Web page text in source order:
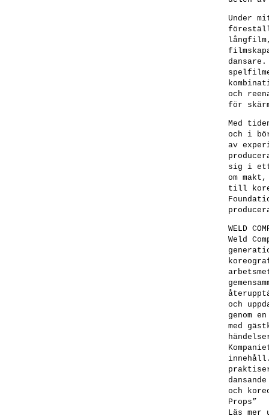
Under
och
för
Med
och i
av
sig i ett
om
till
WELD
Weld
och
genom
med
och
Props”
Läs mer